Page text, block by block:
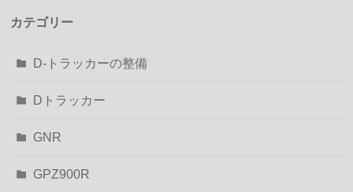
カテゴリー
D-トラッカーの整備
Dトラッカー
GNR
GPZ900R